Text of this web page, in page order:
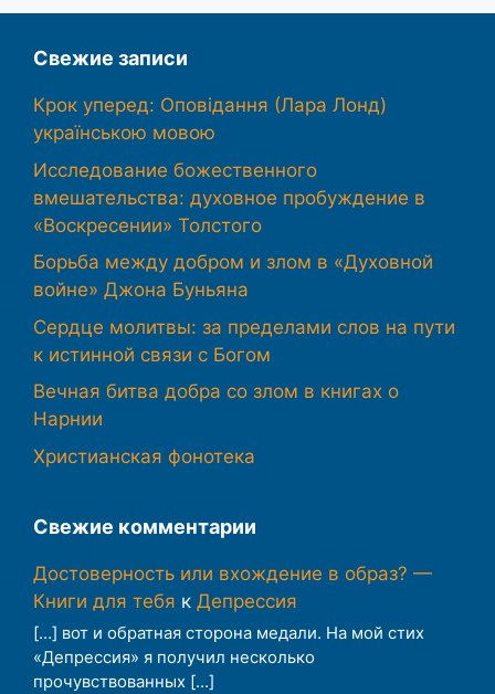
Свежие записи
Крок уперед: Оповідання (Лара Лонд)
українською мовою
Исследование божественного
вмешательства: духовное пробуждение в
«Воскресении» Толстого
Борьба между добром и злом в «Духовной
войне» Джона Буньяна
Сердце молитвы: за пределами слов на пути
к истинной связи с Богом
Вечная битва добра со злом в книгах о
Нарнии
Христианская фонотека
Свежие комментарии
Достоверность или вхождение в образ? —
Книги для тебя к Депрессия
[…] вот и обратная сторона медали. На мой стих
«Депрессия» я получил несколько
прочувствованных […]